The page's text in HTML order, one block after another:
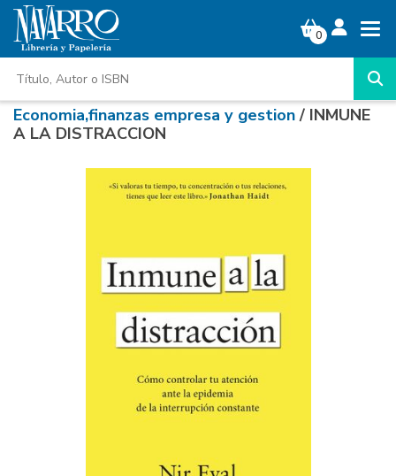
0
Economia,finanzas empresa y gestion/ INMUNE
A LA DISTRACCION